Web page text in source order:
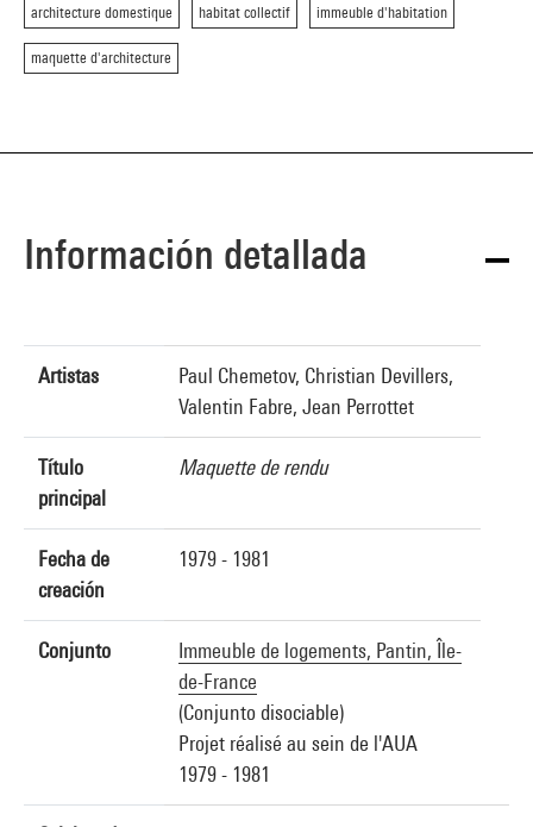
architecture domestique habitat collectif immeuble d'habitation
maquette d'architecture
Información detallada
Artistas
Paul Chemetov, Christian Devillers,
Valentin Fabre, Jean Perrottet
Título
principal
Maquette de rendu
Fecha de
creación
1979 - 1981
Conjunto
Immeuble de logements, Pantin, Île-
de-France
(Conjunto disociable)
Projet réalisé au sein de l'AUA
1979 - 1981